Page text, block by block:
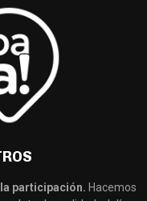
participación. Hacemos